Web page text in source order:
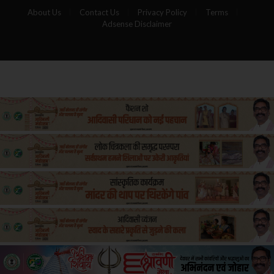
About Us Contact Us Privacy Policy
Terms
Adsense Disclaimer